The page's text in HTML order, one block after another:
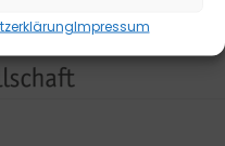
Impressum